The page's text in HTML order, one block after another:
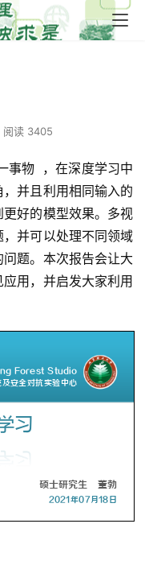
阅读 3405
并且利用相同输入的
好的模型效果。多视
并可以处理不同领域
题。本次报告会让大
用，并启发大家利用